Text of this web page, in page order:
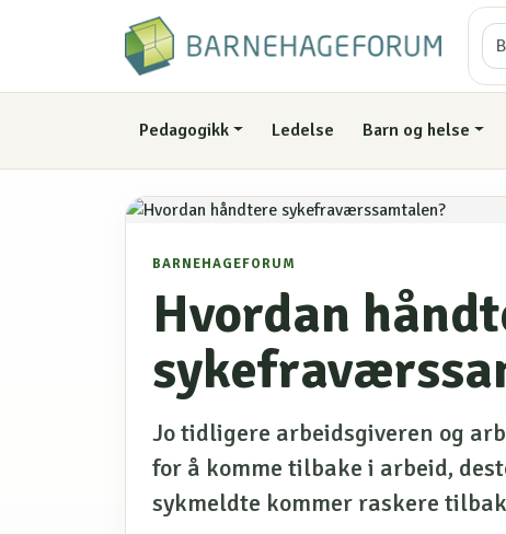
Pedagogikk Ledelse Barn og helse
BARNEHAGEFORUM
Hvordan
Jo tidligere arbeidsgiveren og
for å komme tilbake i arbeid,
sykmeldte kommer raskere